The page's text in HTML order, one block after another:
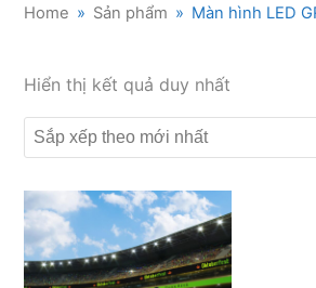
Home » Sản phẩm » Màn hình LED
Hiển thị kết quả duy nhất